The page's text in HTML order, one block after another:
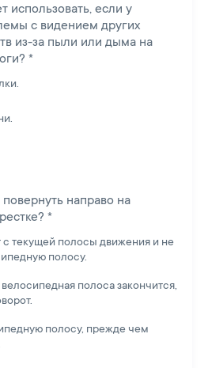
использовать, если у
с видением других
из-за пыли или дыма на
*
направо на
*
с текущей полосы движения и не
полосу.
полоса закончится,
полосу, прежде чем